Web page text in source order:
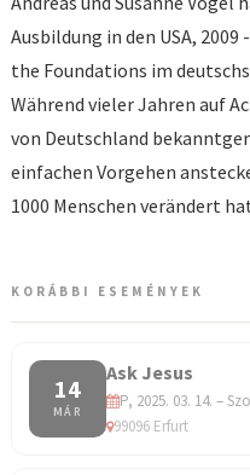
Ausbildung in den USA,
the Foundations im
Während vieler Jahren auf
von Deutschland
einfachen Vorgehen
1000 Menschen verändert
KORÁBBI ESEMÉNYEK
14
MÁR
Ask Jesus
P, 2025. 03. 14. –
99096 Erfurt